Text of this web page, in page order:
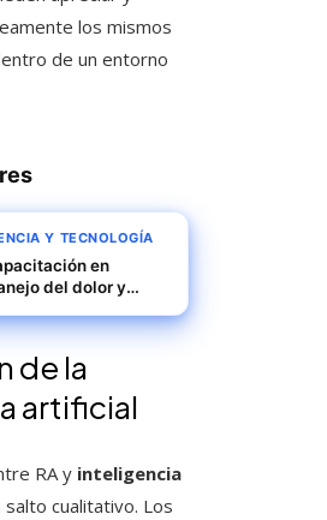
los mismos
de un entorno
Y TECNOLOGÍA
en
del dolor y
de la
artificial
RA y inteligencia
salto cualitativo. Los